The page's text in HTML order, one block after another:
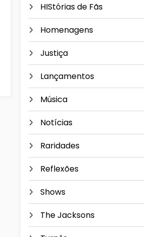
HIStórias de Fãs
Homenagens
Justiça
Lançamentos
Música
Notícias
Raridades
Reflexões
Shows
The Jacksons